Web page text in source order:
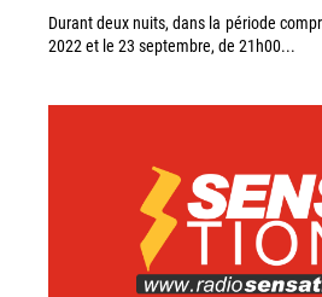
Durant deux nuits, dans la période
2022 et le 23 septembre, de 21h00...